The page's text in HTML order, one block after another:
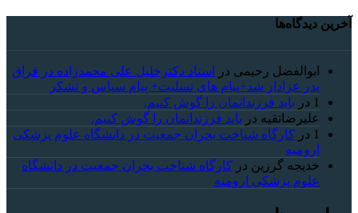
آخرین دیدگاه‌ها
ابوالفضل رحیمی در
استاد دکترخلیل علی محمدزاده در فراق
پدر عزادار شد+پیام های تسلیت+ پیام سپاس و تشکر
1 در باید فرزندانمان را گوش کنیم.
علیرضاتقیه در باید فرزندانمان را گوش کنیم.
1 در کارگاه شناخت بحران جمعیت در دانشگاه علوم پزشکی
ارومیه
خديجه گرزین در کارگاه شناخت بحران جمعیت در دانشگاه
علوم پزشکی ارومیه